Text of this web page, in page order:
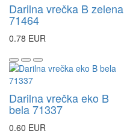
Darilna vrečka B zelena
71464
0.78 EUR
Darilna vrečka eko B
bela 71337
0.60 EUR